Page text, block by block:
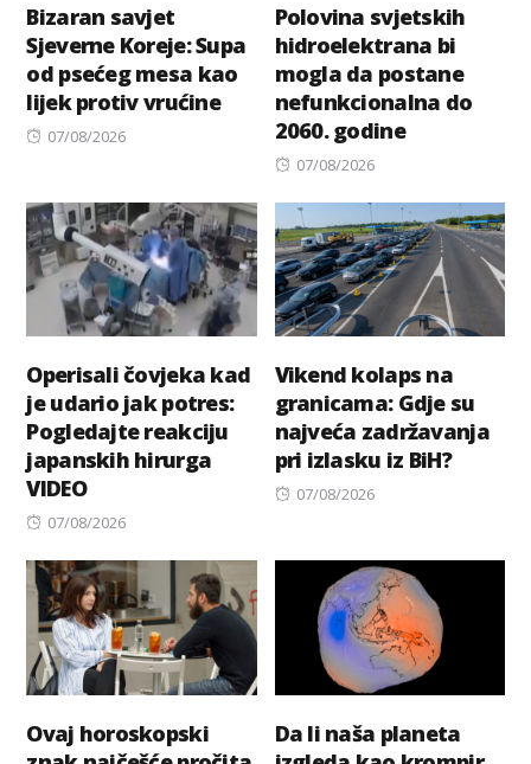
Bizaran savjet
Sjeverne Koreje: Supa
od psećeg mesa kao
lijek protiv vrućine
Posted
07/08/2026
Polovina svjetskih
hidroelektrana bi
mogla da postane
nefunkcionalna do
2060. godine
Posted
07/08/2026
Operisali čovjeka kad
je udario jak potres:
Pogledajte reakciju
japanskih hirurga
VIDEO
Posted
07/08/2026
Vikend kolaps na
granicama: Gdje su
najveća zadržavanja
pri izlasku iz BiH?
Posted
07/08/2026
Ovaj horoskopski
Da li naša planeta